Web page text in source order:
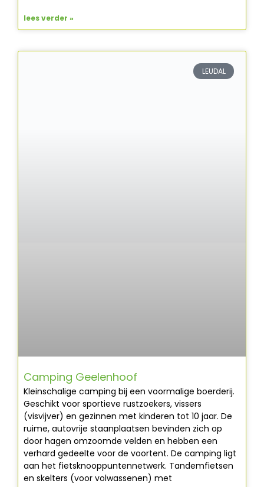
lees verder »
LEUDAL
Camping Geelenhoof
Kleinschalige camping bij een voormalige boerderij.
Geschikt voor sportieve rustzoekers, vissers
(visvijver) en gezinnen met kinderen tot 10 jaar. De
ruime, autovrije staanplaatsen bevinden zich op
door hagen omzoomde velden en hebben een
verhard gedeelte voor de voortent. De camping ligt
aan het fietsknooppuntennetwerk. Tandemfietsen
en skelters (voor volwassenen) met